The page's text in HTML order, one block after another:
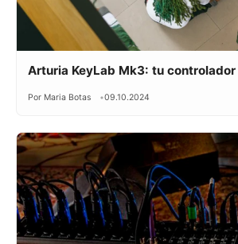
Arturia KeyLab Mk3: tu
Por Maria Botas 09.10.2024